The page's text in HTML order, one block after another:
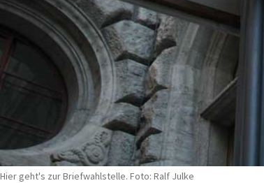
Hier geht's zur Briefwahlstelle. Foto: Ralf Julke